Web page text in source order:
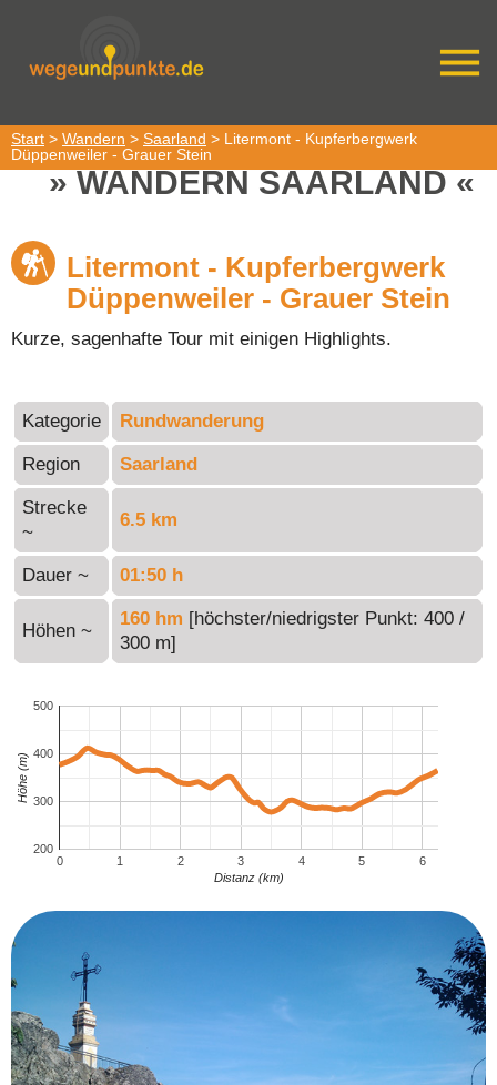
Start > Wandern > Saarland > Litermont - Kupferbergwerk
Düppenweiler - Grauer Stein
WANDERN SAARLAND
Litermont - Kupferbergwerk
Düppenweiler - Grauer Stein
Kurze, sagenhafte Tour mit einigen Highlights.
Kategorie Rundwanderung
Region Saarland
Strecke
~
6.5 km
Dauer ~ 01:50 h
Höhen ~
160 hm [höchster/niedrigster Punkt: 400 /
300 m]
0 1 2 3 4 5 6
200
300
400
500
Distanz (km)
Höhe (m)